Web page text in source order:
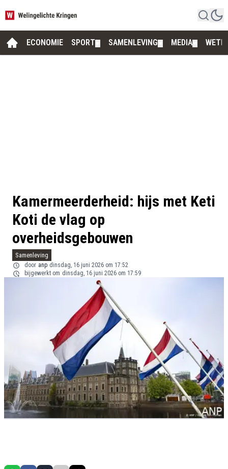
ECONOMIE SPORT SAMENLEVING MEDIA
Kamermeerderheid: hijs met Keti
Koti de vlag op
overheidsgebouwen
Samenleving
door anp dinsdag, 16 juni 2026 om 17:52
bijgewerkt om dinsdag, 16 juni 2026 om 17:59